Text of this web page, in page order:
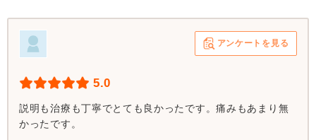
アンケートを見る
5.0
説明も治療も丁寧でとても良かったです。痛みもあまり無
かったです。